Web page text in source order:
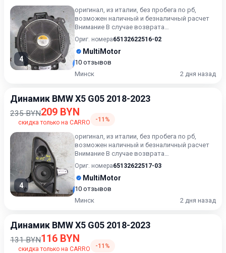
4
оригинал, из италии, без пробега по рб,
возможен наличный и безналичный расчет
Внимание В случае возврата
приобретённого товара, затраты кли...
Ориг. номера65132622516-02
MultiMotor
10 отзывов
Минск
2 дня назад
Динамик BMW X5 G05 2018-2023
235 BYN209 BYN
скидка только на CARRO -11%
4
оригинал, из италии, без пробега по рб,
возможен наличный и безналичный расчет
Внимание В случае возврата
приобретённого товара, затраты кли...
Ориг. номера65132622517-03
MultiMotor
10 отзывов
Минск
2 дня назад
Динамик BMW X5 G05 2018-2023
131 BYN116 BYN
скидка только на CARRO -11%